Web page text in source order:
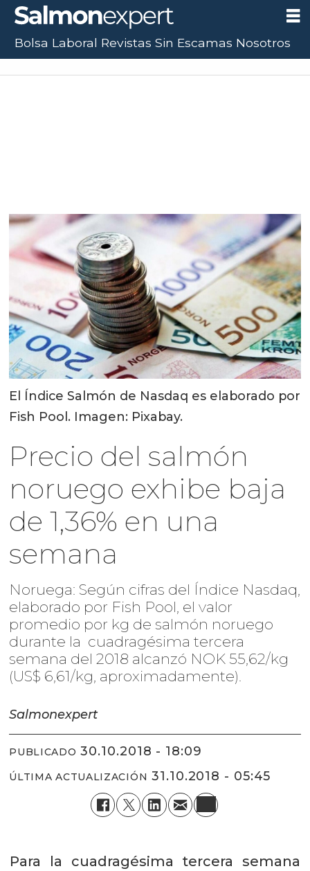
El Índice Salmón de Nasdaq es elaborado por
Fish Pool. Imagen: Pixabay.
Precio del salmón
noruego exhibe baja
de 1,36% en una
semana
Noruega: Según cifras del Índice Nasdaq,
elaborado por Fish Pool, el valor
promedio por kg de salmón noruego
durante la cuadragésima tercera
semana del 2018 alcanzó NOK 55,62/kg
(US$ 6,61/kg, aproximadamente).
Salmonexpert
PUBLICADO 30.10.2018 - 18:09
ÚLTIMA ACTUALIZACIÓN 31.10.2018 - 05:45
Para la cuadragésima tercera semana
Bolsa Laboral Revistas Sin Escamas Nosotros